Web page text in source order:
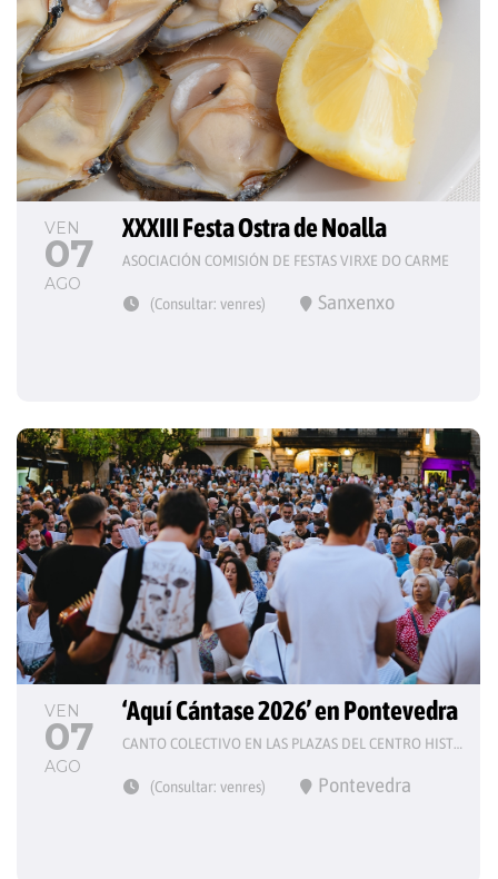
VEN
07
AGO
XXXIII Festa Ostra de Noalla
ASOCIACIÓN COMISIÓN DE FESTAS VIRXE DO CARME
(Consultar: venres) Sanxenxo
VEN
07
AGO
‘Aquí Cántase 2026’ en Pontevedra
CANTO COLECTIVO EN LAS PLAZAS DEL CENTRO HISTÓRICO
(Consultar: venres) Pontevedra